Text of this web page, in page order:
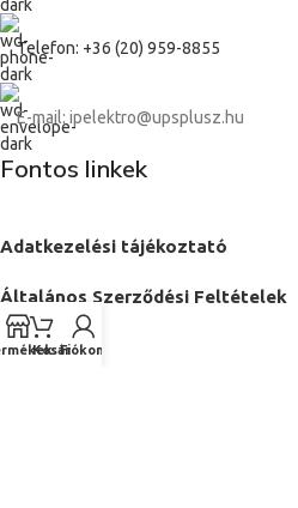
Telefon: +36 (20) 959-8855
E-mail: ipelektro@upsplusz.hu
Fontos linkek
Adatkezelési tájékoztató
Általános Szerződési Feltételek
Kapcsolat
KosárFiókom